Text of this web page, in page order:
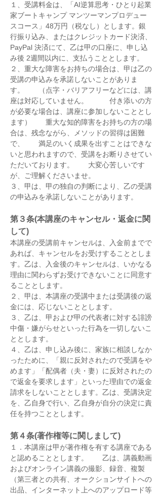
１、受講料金は、「AI逆算思考・ひとり起業
家ブートキャンプ マンツーマンプロデュー
スコース」48万円（税なし）とします。銀
行振り込み、またはクレジットカード決済、
PayPal 決済にて、乙は甲の口座に、申し込
み後 2週間以内に、支払うこととします。
２、重大な障害をお持ちの場合は、甲は乙の
受講の申込みを承諾しないことがありま
す。　　（点字・バリアフリーなどには、講
座は対応していません。　　　付き添いの方
が必要な場合は、講座に参加しないこととし
ます）　　重大な知的障害をお持ちの方の場
合は、残念ながら、メソッドの習得は困難
で、　　満足のいく成果を出すことはできな
いと思われますので、受講をお断りさせてい
ただいております。　　大変心苦しいです
が、ご理解くださいませ。
３、甲は、甲の独自の判断により、乙の受講
の申込みを承諾しないことがあります。
第３条(本講座のキャンセル・返金に関
して)
本講座の受講前キャンセルは、入金前までで
あれば、キャンセルをお受けすることとしま
す。乙は、入金後のキャンセルは、いかなる
理由に関わらずお受けできないことに同意す
ることとします。
２、甲は、本講座の受講中または受講後の返
金には、応じないこととします。
３、乙は、甲および甲の代表者に対する誹謗
中傷・嫌がらせといった行為を一切しないこ
ととします。
４、乙は、申し込み後に、家族に相談しなか
ったために、「親に反対されたので受講をや
めます」「配偶者（夫・妻）に反対されたの
で返金を要求します」といった理由での返金
請求をしないこととします。乙は、受講決定
を、乙自身で行い、乙自身が自分の決定に責
任を持つこととします。
第４条(著作権等に関しまして)
１．本講座は甲が著作権を有する講座である
と認めることとします。　　乙は、講義動画
およびオンライン講義の撮影、録音、複製
（第三者との共有、オークションサイトへの
出品、インターネット上へのアップロード等